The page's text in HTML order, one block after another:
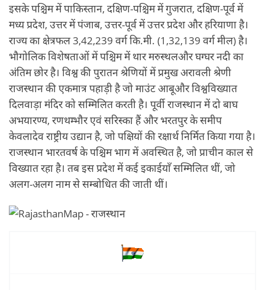
इसके पश्चिम में पाकिस्तान, दक्षिण-पश्चिम में गुजरात, दक्षिण-पूर्व में
मध्य प्रदेश, उत्तर में पंजाब, उत्तर-पूर्व में उत्तर प्रदेश और हरियाणा है।
राज्य का क्षेत्रफल 3,42,239 वर्ग कि.मी. (1,32,139 वर्ग मील) है।
भौगोलिक विशेषताओं में पश्चिम में थार मरुस्थलऔर घग्घर नदी का
अंतिम छोर है। विश्व की पुरातन श्रेणियों में प्रमुख अरावली श्रेणी
राजस्थान की एकमात्र पहाड़ी है जो माउंट आबूऔर विश्वविख्यात
दिलवाड़ा मंदिर को सम्मिलित करती है। पूर्वी राजस्थान में दो बाघ
अभयारण्य, रणथम्भौर एवं सरिस्का हैं और भरतपुर के समीप
केवलादेव राष्ट्रीय उद्यान है, जो पक्षियों की रक्षार्थ निर्मित किया गया है।
राजस्थान भारतवर्ष के पश्चिम भाग में अवस्थित है, जो प्राचीन काल से
विख्यात रहा है। तब इस प्रदेश में कई इकाईयाँ सम्मिलित थीं, जो
अलग-अलग नाम से सम्बोधित की जाती थीं।